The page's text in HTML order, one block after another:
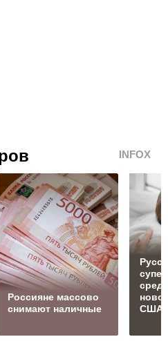
INFOX
Россияне массово
снимают наличные
США